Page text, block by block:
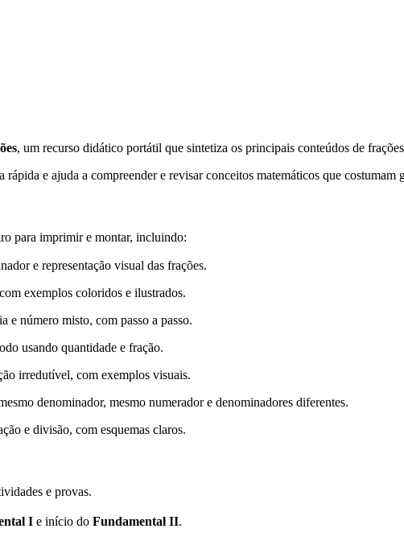
, um recurso didático portátil que sintetiza os principais conteúdos de
e ajuda a compreender e revisar conceitos matemáticos que costumam
para imprimir e montar, incluindo:
e representação visual das frações.
exemplos coloridos e ilustrados.
e número misto, com passo a passo.
usando quantidade e fração.
irredutível, com exemplos visuais.
denominador, mesmo numerador e denominadores diferentes.
e divisão, com esquemas claros.
e provas.
I e início doFundamental II.